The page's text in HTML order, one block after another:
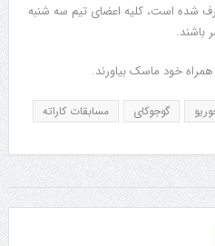
زیر 18 سال برطرف شده است، کلیه اعضای تیم سه شنبه
خود ماسک بیاورند.
گوجوکای مسابقات کاراته